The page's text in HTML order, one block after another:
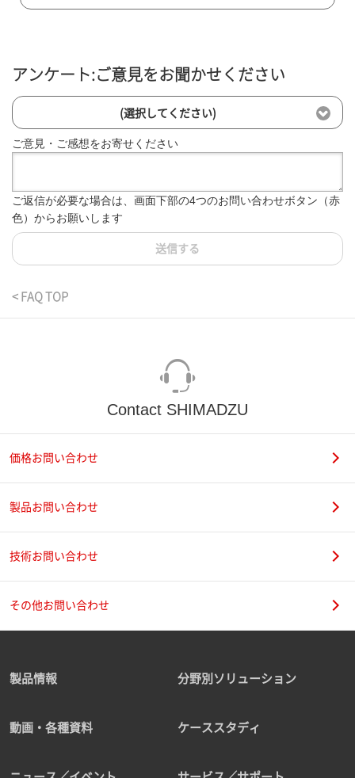
アンケート:ご意見をお聞かせください
(選択してください)
ご意見・ご感想をお寄せください
ご返信が必要な場合は、画面下部の4つのお問い合わせボタン（赤
色）からお願いします
送信する
< FAQ TOP
Contact SHIMADZU
価格お問い合わせ
製品お問い合わせ
技術お問い合わせ
その他お問い合わせ
製品情報 分野別ソリューション
動画・各種資料 ケーススタディ